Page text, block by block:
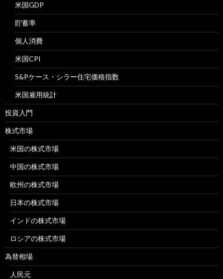
米国GDP
貯蓄率
個人消費
米国CPI
S&Pケース・シラー住宅価格指数
米国雇用統計
投資入門
株式市場
米国の株式市場
中国の株式市場
欧州の株式市場
日本の株式市場
インドの株式市場
ロシアの株式市場
為替相場
人民元